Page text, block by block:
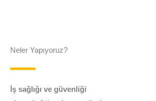
Neler Yapıyoruz?
İş sağlığı ve güvenliği